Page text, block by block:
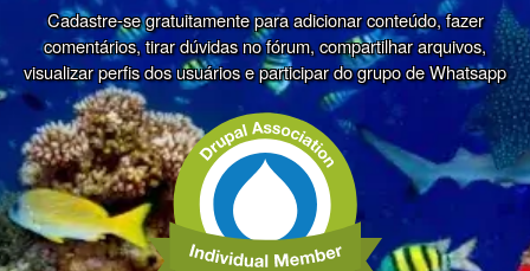
Cadastre-se gratuitamente para adicionar conteúdo, fazer
comentários, tirar dúvidas no fórum, compartilhar arquivos,
visualizar perfis dos usuários e participar do grupo de Whatsapp